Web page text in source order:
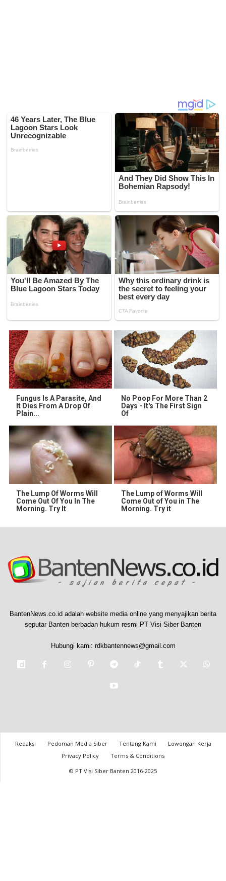
Fungus Is A Parasite, And
It Dies From A Drop Of
Plain...
No Poop For More Than 2
Days - It's The First Sign
Of
The Lump Of Worms Will
Come Out Of You In The
Morning. Try It
The Lump of Worms Will
Come Out of You in The
Morning. Try it
BantenNews.co.id adalah website media online yang menyajikan berita
seputar Banten berbadan hukum resmi PT Visi Siber Banten
Hubungi kami: rdkbantennews@gmail.com
Redaksi Pedoman Media Siber Tentang Kami
Lowongan Kerja
Privacy Policy
Terms & Conditions
© PT Visi Siber Banten 2016-2025